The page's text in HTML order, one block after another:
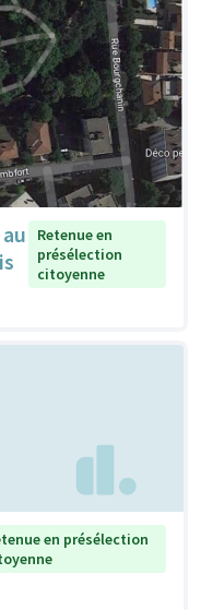
Retenue en
présélection
citoyenne
en présélection